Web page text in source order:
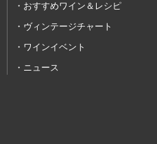
おすすめワイン＆レシピ
ヴィンテージチャート
ワインイベント
ニュース